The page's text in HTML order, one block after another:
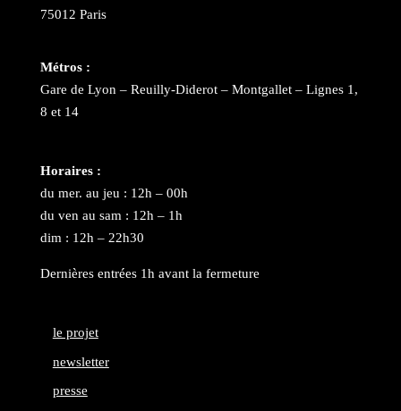
75012 Paris
Métros :
Gare de Lyon – Reuilly-Diderot – Montgallet – Lignes 1,
8 et 14
Horaires :
du mer. au jeu : 12h – 00h
du ven au sam : 12h – 1h
dim : 12h – 22h30
Dernières entrées 1h avant la fermeture
le projet
newsletter
presse